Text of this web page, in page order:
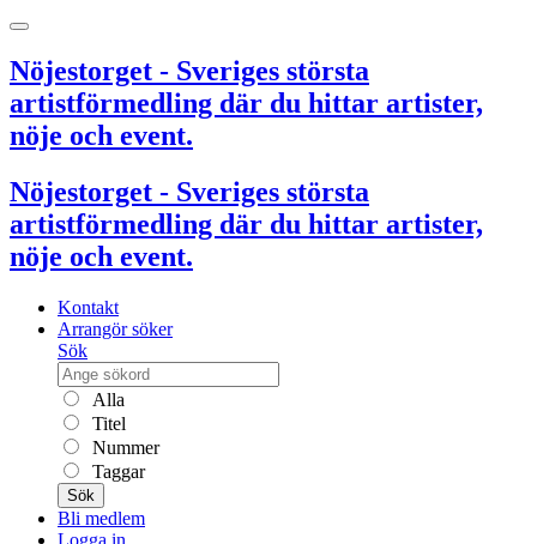
Nöjestorget - Sveriges största
artistförmedling där du hittar artister,
nöje och event.
Nöjestorget - Sveriges största
artistförmedling där du hittar artister,
nöje och event.
Kontakt
Arrangör söker
Sök
Alla
Titel
Nummer
Taggar
Sök
Bli medlem
Logga in